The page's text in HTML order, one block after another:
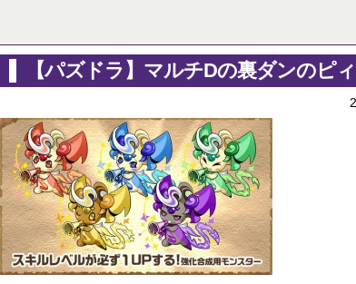
【パズドラ】マルチDの裏ダンのピ